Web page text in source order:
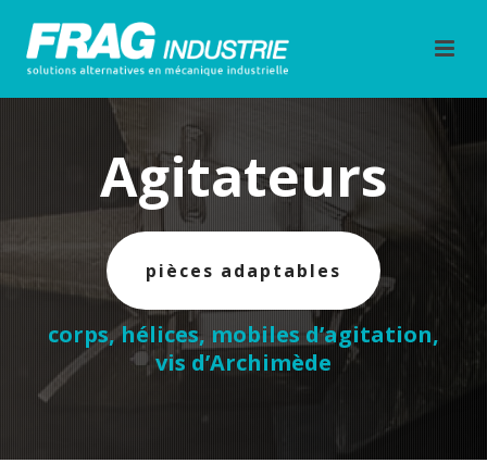
Agitateurs
pièces adaptables
corps, hélices, mobiles d’agitation,
vis d’Archimède